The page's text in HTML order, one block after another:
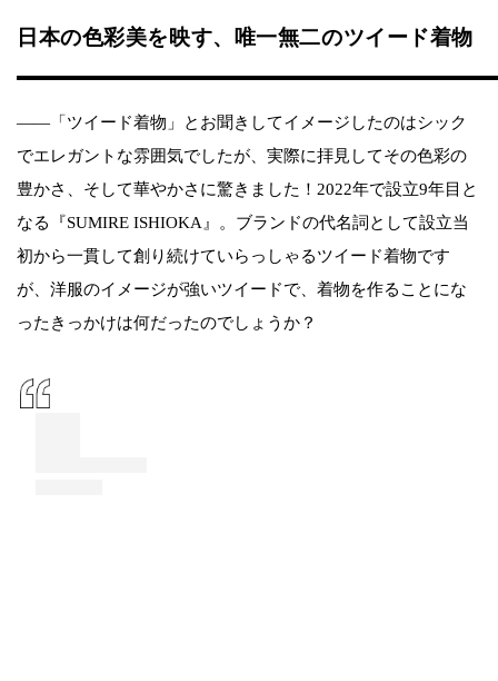
日本の色彩美を映す、唯一無二のツイード着物
――「ツイード着物」とお聞きしてイメージしたのはシック
でエレガントな雰囲気でしたが、実際に拝見してその色彩の
豊かさ、そして華やかさに驚きました！2022年で設立9年目と
なる『SUMIRE ISHIOKA』。ブランドの代名詞として設立当
初から一貫して創り続けていらっしゃるツイード着物です
が、洋服のイメージが強いツイードで、着物を作ることにな
ったきっかけは何だったのでしょうか？